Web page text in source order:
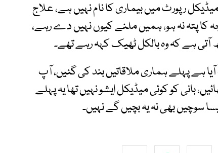
رپورٹ میں بیماری کا نام نہیں ہے، علاج
پتہ نہ ہو، ہمیں ملنے کیوں نہیں دے رہے،
آتی ہے کہ وہ بالکل ٹھیک کہہ رہے تھے۔
ہے پہلے ہماری ملاقاتیں بند کی گئیں، آپ
بانی کو کوئی میڈیکل ایشو نہیں تھا یہ پہلے
سوچیں بھی نہ یہ بچیں گے نہیں۔